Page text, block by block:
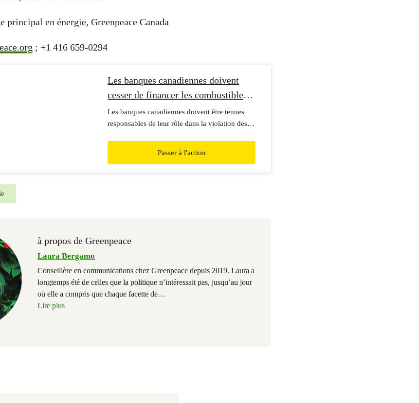
principal en énergie, Greenpeace Canada
; +1 416 659-0294
Les banques canadiennes doivent
cesser de financer les combustibles
fossiles
Les banques canadiennes doivent être tenues
responsables de leur rôle dans la violation des
Passer à l'action
à propos de Greenpeace
Laura Bergamo
Conseillère en communications chez Greenpeace depuis 2019. Laura a
longtemps été de celles que la politique n’intéressait pas, jusqu’au jour
où elle a compris que chaque facette de…
Lire plus